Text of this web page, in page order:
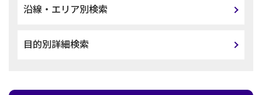
沿線・エリア別検索
目的別詳細検索